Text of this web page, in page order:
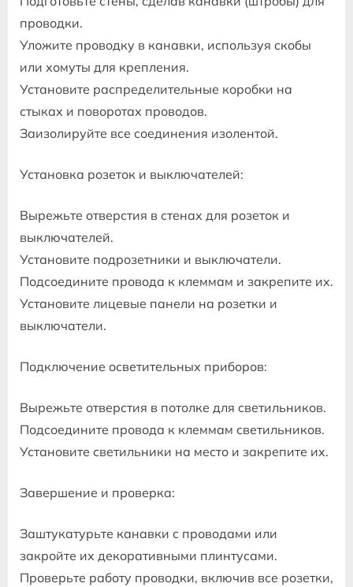
проводки.
Уложите проводку в канавки, используя скобы
или хомуты для крепления.
Установите распределительные коробки на
стыках и поворотах проводов.
Заизолируйте все соединения изолентой.
Установка розеток и выключателей:
Вырежьте отверстия в стенах для розеток и
выключателей.
Установите подрозетники и выключатели.
Подсоедините провода к клеммам и закрепите их.
Установите лицевые панели на розетки и
выключатели.
Подключение осветительных приборов:
Вырежьте отверстия в потолке для светильников.
Подсоедините провода к клеммам светильников.
Установите светильники на место и закрепите их.
Завершение и проверка:
Заштукатурьте канавки с проводами или
закройте их декоративными плинтусами.
Проверьте работу проводки, включив все розетки,